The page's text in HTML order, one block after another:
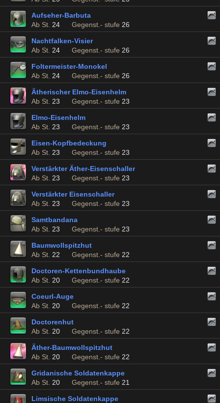
Aufseher-Barbuta
Ab St. 24 Gegenst.- stufe 26
Nachtfalken-Visier
Ab St. 24 Gegenst.- stufe 26
Foltermeister-Monokel
Ab St. 24 Gegenst.- stufe 26
Ätherischer Elmo-Eisenhelm
Ab St. 23 Gegenst.- stufe 23
Elmo-Eisenhelm
Ab St. 23 Gegenst.- stufe 23
Eisen-Kopfbedeckung
Ab St. 23 Gegenst.- stufe 23
Verstärkter Äther-Eisenschaller
Ab St. 23 Gegenst.- stufe 23
Verstärkter Eisenschaller
Ab St. 23 Gegenst.- stufe 23
Samtbandana
Ab St. 23 Gegenst.- stufe 23
Baumwollspitzhut
Ab St. 22 Gegenst.- stufe 22
Doctoren-Kettenbundhaube
Ab St. 20 Gegenst.- stufe 22
Coeurl-Auge
Ab St. 20 Gegenst.- stufe 22
Doctorenhut
Ab St. 20 Gegenst.- stufe 22
Äther-Baumwollspitzhut
Ab St. 20 Gegenst.- stufe 22
Gridanische Soldatenkappe
Ab St. 20 Gegenst.- stufe 21
Limsische Soldatenkappe